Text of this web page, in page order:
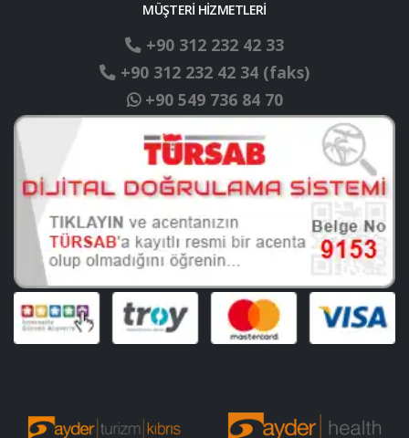
MÜŞTERİ HİZMETLERİ
+90 312 232 42 33
+90 312 232 42 34 (faks)
+90 549 736 84 70